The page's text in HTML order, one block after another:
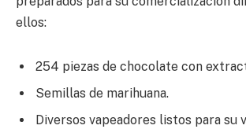
ellos:
254 piezas de chocolate con
Semillas de marihuana.
Diversos vapeadores listos para su